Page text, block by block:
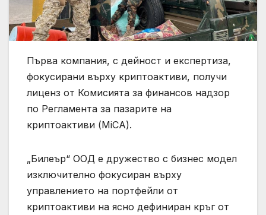
Първа компания, с дейност и експертиза,
фокусирани върху криптоактиви, получи
лиценз от Комисията за финансов надзор
по Регламента за пазарите на
криптоактиви (MiCA).
„Билеър“ ООД е дружество с бизнес модел
изключително фокусиран върху
управлението на портфейли от
криптоактиви на ясно дефиниран кръг от